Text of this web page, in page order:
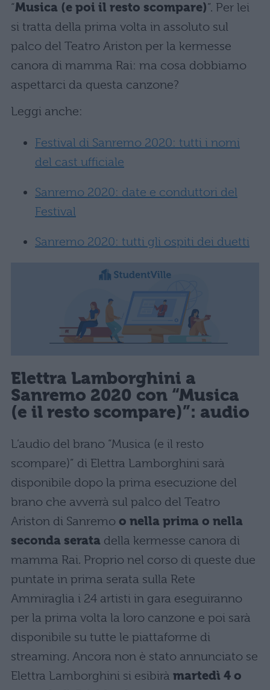
“Musica (e poi il resto scompare)”. Per lei
si tratta della prima volta in assoluto sul
palco del Teatro Ariston per la kermesse
canora di mamma Rai: ma cosa dobbiamo
aspettarci da questa canzone?
Leggi anche:
Festival di Sanremo 2020: tutti i nomi
del cast ufficiale
Sanremo 2020: date e conduttori del
Festival
Sanremo 2020: tutti gli ospiti dei duetti
Elettra Lamborghini a
Sanremo 2020 con “Musica
(e il resto scompare)”: audio
L’audio del brano “Musica (e il resto
scompare)” di Elettra Lamborghini sarà
disponibile dopo la prima esecuzione del
brano che avverrà sul palco del Teatro
Ariston di Sanremo o nella prima o nella
seconda serata della kermesse canora di
mamma Rai. Proprio nel corso di queste due
puntate in prima serata sulla Rete
Ammiraglia i 24 artisti in gara eseguiranno
per la prima volta la loro canzone e poi sarà
disponibile su tutte le piattaforme di
streaming. Ancora non è stato annunciato se
Elettra Lamborghini si esibirà martedì 4 o